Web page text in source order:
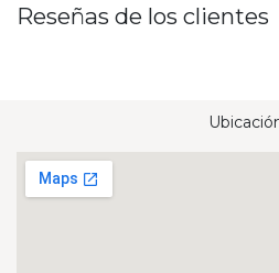
Reseñas de los clientes